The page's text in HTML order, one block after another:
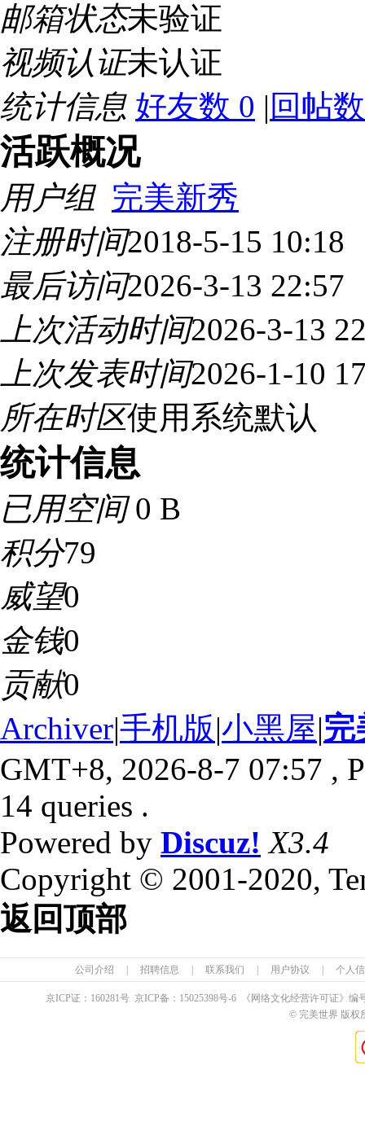
邮箱状态未验证
视频认证未认证
统计信息 好友数 0 | 回帖
活跃概况
用户组 完美新秀
注册时间2018-5-15 10:18
最后访问2026-3-13 22:57
上次活动时间2026-3-13
上次发表时间2026-1-10
所在时区使用系统默认
统计信息
已用空间0 B
积分79
威望0
金钱0
贡献0
Archiver|手机版|小黑屋|完
GMT+8, 2026-8-7 07:57 ,
14 queries .
Powered by Discuz! X3.4
Copyright © 2001-2020,
返回顶部
公司介绍 招聘信息 联系我们 用户协议 个人
京ICP证： 160281号 京ICP备： 15025398号-6 《网络文化经营许可证》编
© 完美世界 版权